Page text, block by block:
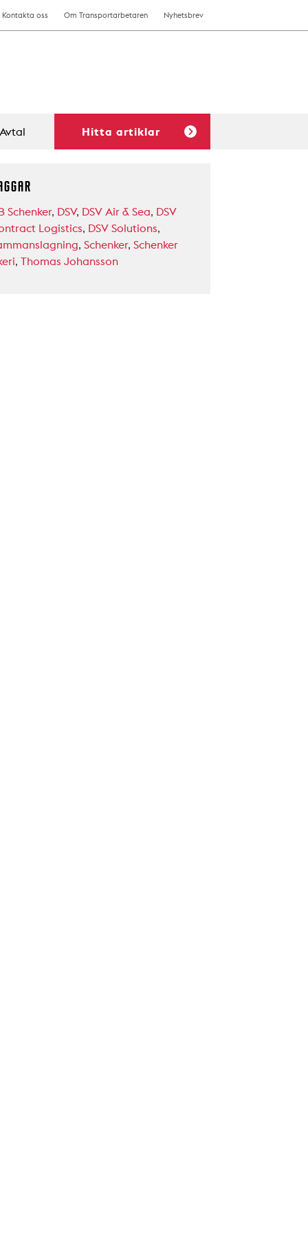
Kontakta oss Om Transportarbetaren Nyhetsbrev
Hitta artiklar
Schenker, DSV, DSV Air & Sea, DSV
Logistics, DSV Solutions,
, Schenker, Schenker
, Thomas Johansson